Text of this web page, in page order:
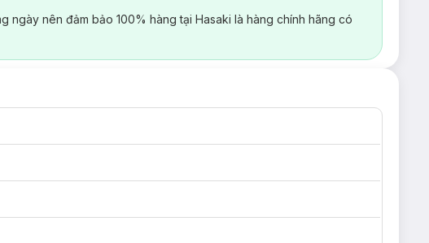
ngày nên đảm bảo 100% hàng tại Hasaki là hàng chính hãng có